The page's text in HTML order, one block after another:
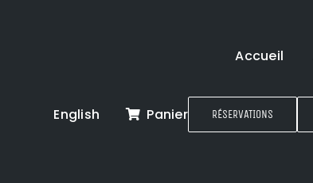
Accueil
English Panier RÉSERVATIONS